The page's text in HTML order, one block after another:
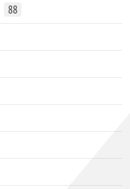
88